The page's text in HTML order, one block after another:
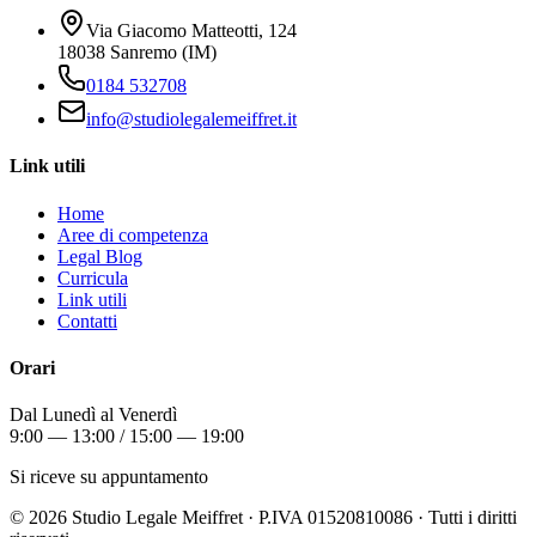
Via Giacomo Matteotti, 124
18038 Sanremo (IM)
0184 532708
info@studiolegalemeiffret.it
Link utili
Home
Aree di competenza
Legal Blog
Curricula
Link utili
Contatti
Orari
Dal Lunedì al Venerdì
9:00 — 13:00 / 15:00 — 19:00
Si riceve su appuntamento
© 2026 Studio Legale Meiffret · P.IVA 01520810086 · Tutti i diritti